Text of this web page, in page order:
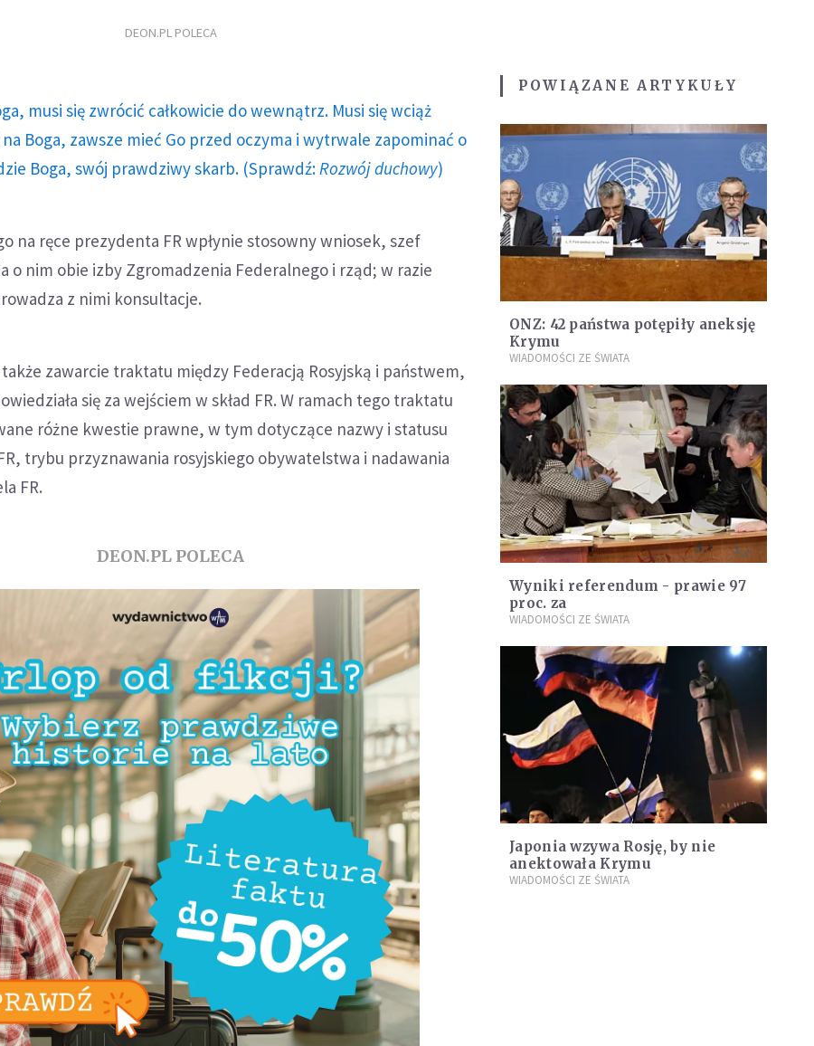
DEON.PL POLECA
musi się zwrócić całkowicie do wewnątrz. Musi się wciąż
Boga, zawsze mieć Go przed oczyma i wytrwale zapominać o
Boga, swój prawdziwy skarb. (Sprawdź: Rozwój duchowy)
na ręce prezydenta FR wpłynie stosowny wniosek, szef
o nim obie izby Zgromadzenia Federalnego i rząd; w razie
z nimi konsultacje.
zawarcie traktatu między Federacją Rosyjską i państwem,
się za wejściem w skład FR. W ramach tego traktatu
różne kwestie prawne, w tym dotyczące nazwy i statusu
trybu przyznawania rosyjskiego obywatelstwa i nadawania
FR.
DEON.PL POLECA
POWIĄZANE ARTYKUŁY
ONZ: 42 państwa potępiły aneksję
Krymu
WIADOMOŚCI ZE ŚWIATA
Wyniki referendum - prawie 97
proc. za
WIADOMOŚCI ZE ŚWIATA
Japonia wzywa Rosję, by nie
anektowała Krymu
WIADOMOŚCI ZE ŚWIATA